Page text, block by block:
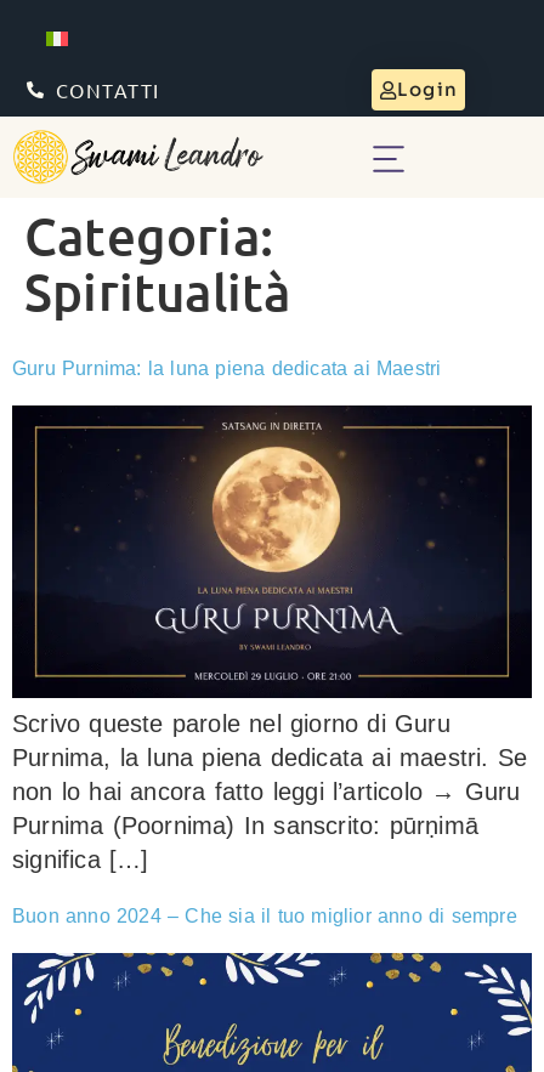
CONTATTI Login
Categoria:
Spiritualità
Guru Purnima: la luna piena dedicata ai Maestri
Scrivo queste parole nel giorno di Guru
Purnima, la luna piena dedicata ai maestri. Se
non lo hai ancora fatto leggi l’articolo → Guru
Purnima (Poornima) In sanscrito: pūrṇimā
significa […]
Buon anno 2024 – Che sia il tuo miglior anno di sempre